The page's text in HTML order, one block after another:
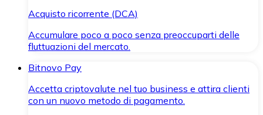
Acquisto ricorrente (DCA)
Accumulare poco a poco senza preoccuparti delle
fluttuazioni del mercato.
Bitnovo Pay
Accetta criptovalute nel tuo business e attira clienti
con un nuovo metodo di pagamento.